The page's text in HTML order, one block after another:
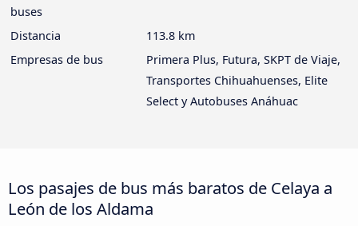
buses
Distancia
113.8 km
Empresas de bus
Primera Plus, Futura, SKPT de Viaje,
Transportes Chihuahuenses, Elite
Select y Autobuses Anáhuac
Los pasajes de bus más baratos de Celaya a
León de los Aldama